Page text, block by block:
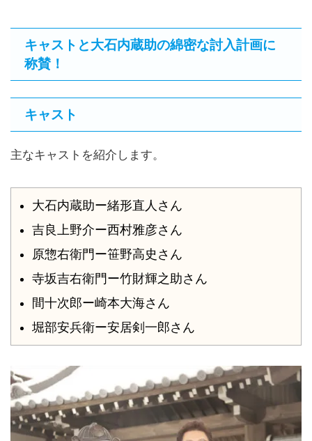
キャストと大石内蔵助の綿密な討入計画に
称賛！
キャスト
主なキャストを紹介します。
大石内蔵助ー緒形直人さん
吉良上野介ー西村雅彦さん
原惣右衛門ー笹野高史さん
寺坂吉右衛門ー竹財輝之助さん
間十次郎ー崎本大海さん
堀部安兵衛ー安居剣一郎さん